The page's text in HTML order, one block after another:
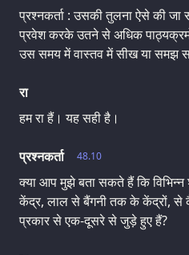
प्रश्नकर्ता : उसकी तुलना ऐसे की
प्रवेश करके उतने से अधिक
उस समय में वास्तव में सीख या समझ
रा
हम रा हैं। यह सही है।
48.10
प्रश्नकर्ता
क्या आप मुझे बता सकते हैं कि
केंद्र, लाल से बैंगनी तक के केंद्रों, से
प्रकार से एक-दूसरे से जुड़े हुए हैं?